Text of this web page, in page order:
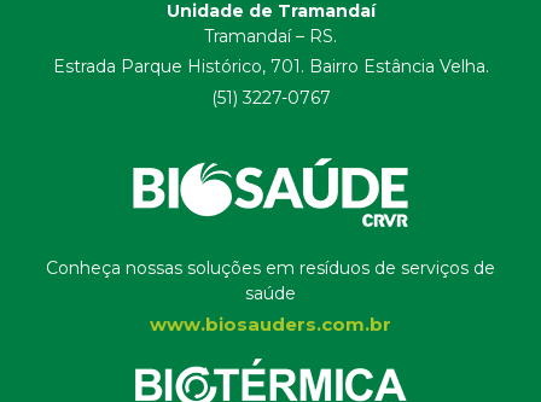
Unidade de Tramandaí
Tramandaí – RS.
Estrada Parque Histórico, 701. Bairro Estância Velha.
(51) 3227-0767
Conheça nossas soluções em resíduos de serviços de
saúde
www.biosauders.com.br